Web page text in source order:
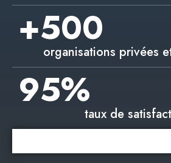
+500
organisations privées
95%
taux de